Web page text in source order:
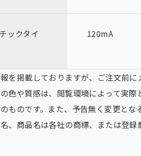
ックタイ
120mA
を掲載しておりますが、ご注文前に
色や質感は、閲覧環境によって実際
ものです。また、予告無く変更とな
、商品名は各社の商標、または登録